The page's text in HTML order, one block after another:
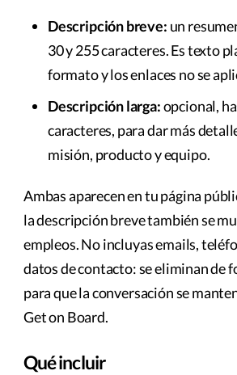
Descripción breve: un
30 y 255 caracteres. Es texto
formato y los enlaces no se
Descripción larga:opcional,
caracteres, para dar más
misión, producto y equipo.
Ambas aparecen en tu página
la descripción breve también se
empleos. No incluyas emails,
datos de contacto: se eliminan de
para que la conversación se
Get on Board.
Qué incluir